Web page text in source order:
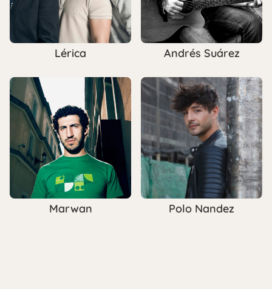
Lérica Andrés Suárez
Marwan Polo Nandez